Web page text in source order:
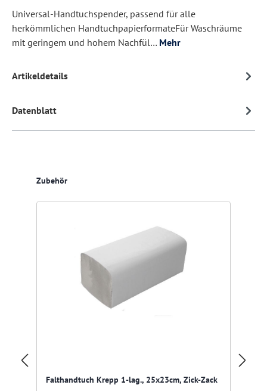
Universal-Handtuchspender, passend für alle
herkömmlichen HandtuchpapierformateFür Waschräume
mit geringem und hohem Nachfül… Mehr
Artikeldetails
Datenblatt
Produktgalerie überspringen
Zubehör
Falthandtuch Krepp 1-lag., 25x23cm, Zick-Zack